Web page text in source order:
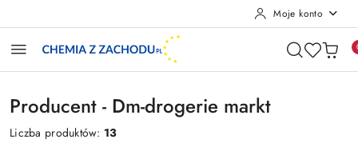
Moje konto
Producent - Dm-drogerie markt
Liczba produktów: 13